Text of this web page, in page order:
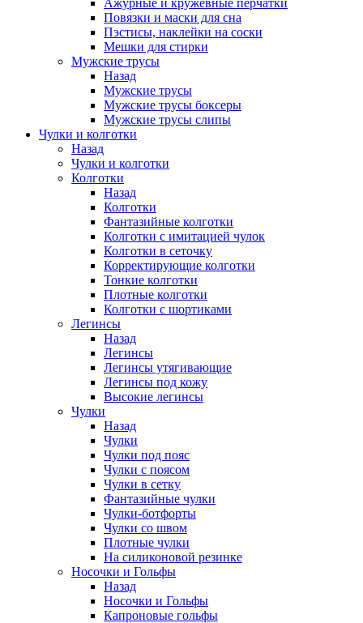
Ажурные и кружевные перчатки
Повязки и маски для сна
Пэстисы, наклейки на соски
Мешки для стирки
Мужские трусы
Назад
Мужские трусы
Мужские трусы боксеры
Мужские трусы слипы
Чулки и колготки
Назад
Чулки и колготки
Колготки
Назад
Колготки
Фантазийные колготки
Колготки с имитацией чулок
Колготки в сеточку
Корректирующие колготки
Тонкие колготки
Плотные колготки
Колготки с шортиками
Легинсы
Назад
Легинсы
Легинсы утягивающие
Легинсы под кожу
Высокие легинсы
Чулки
Назад
Чулки
Чулки под пояс
Чулки с поясом
Чулки в сетку
Фантазийные чулки
Чулки-ботфорты
Чулки со швом
Плотные чулки
На силиконовой резинке
Носочки и Гольфы
Назад
Носочки и Гольфы
Капроновые гольфы